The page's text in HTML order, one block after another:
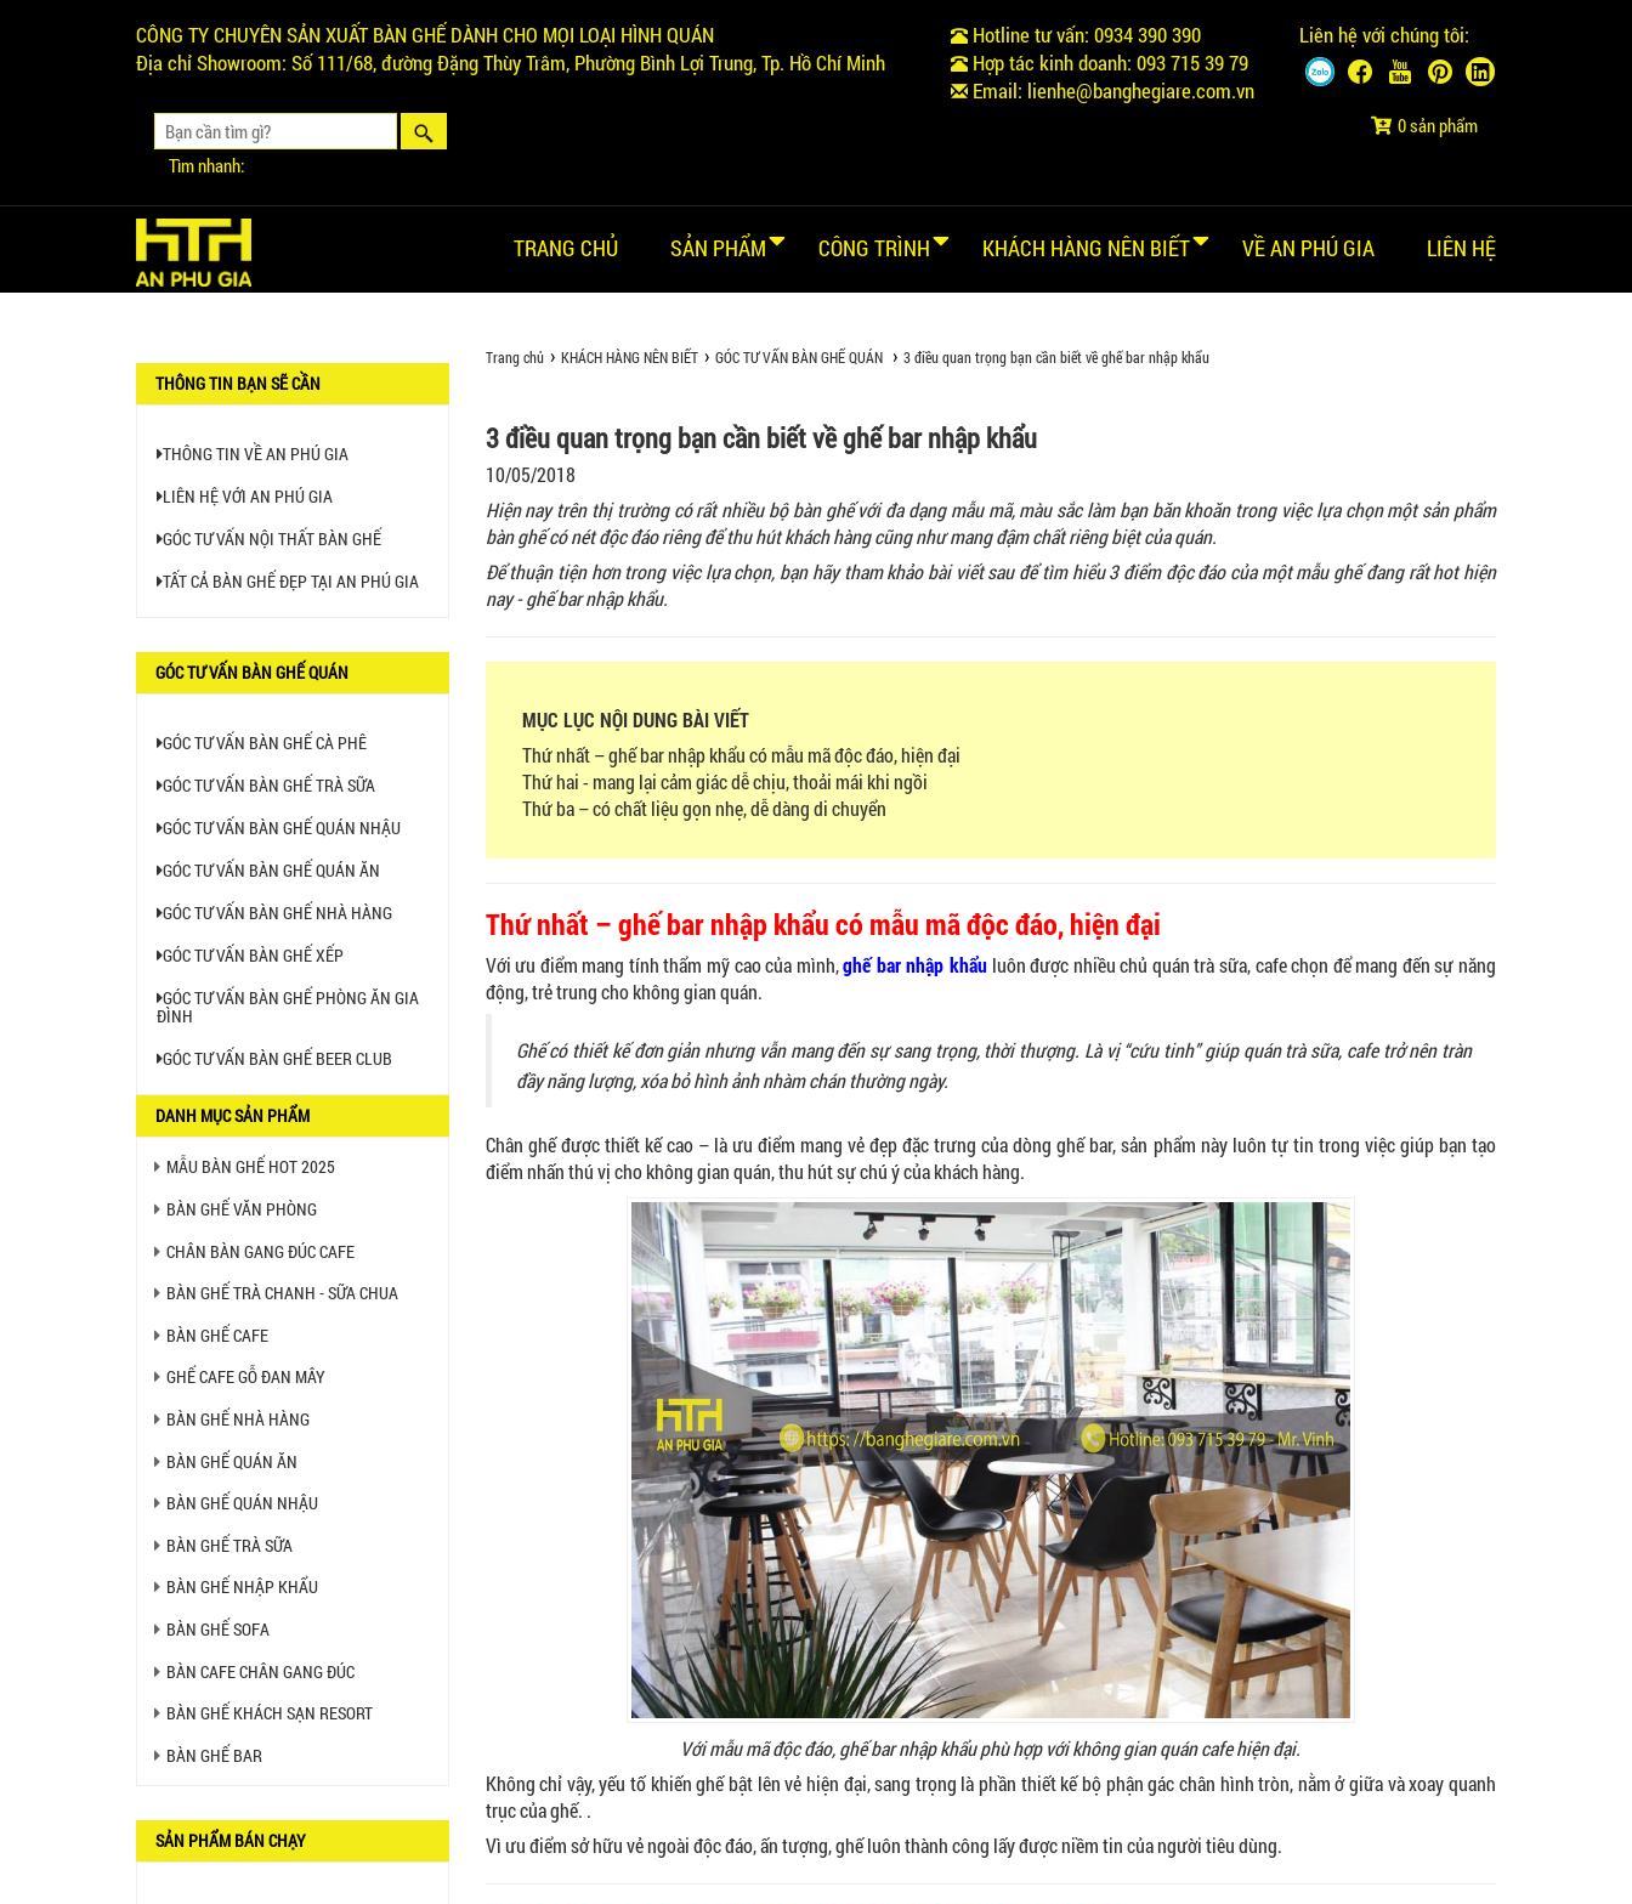
CÔNG TY CHUYÊN SẢN XUẤT BÀN GHẾ DÀNH CHO MỌI LOẠI HÌNH QUÁN
Địa chỉ Showroom: Số 111/68, đường Đặng Thùy Trâm, Phường Bình Lợi Trung, Tp. Hồ Chí Minh
Hotline tư vấn: 0934 390 390
Hợp tác kinh doanh: 093 715 39 79
Email: lienhe@banghegiare.com.vn
Liên hệ với chúng tôi:
Tìm nhanh:
0 sản phẩm
TRANG CHỦ SẢN PHẨM CÔNG TRÌNH KHÁCH HÀNG NÊN BIẾT VỀ AN PHÚ GIA LIÊN HỆ
Trang chủ KHÁCH HÀNG NÊN BIẾT GÓC TƯ VẤN BÀN GHẾ QUÁN 3 điều quan trọng bạn cần biết về ghế bar nhập khẩu
3 điều quan trọng bạn cần biết về ghế bar nhập khẩu
10/05/2018
Hiện nay trên thị trường có rất nhiều bộ bàn ghế với đa dạng mẫu mã, màu sắc làm bạn băn khoăn trong việc lựa chọn một sản phẩm
bàn ghế có nét độc đáo riêng để thu hút khách hàng cũng như mang đậm chất riêng biệt của quán.
Để thuận tiện hơn trong việc lựa chọn, bạn hãy tham khảo bài viết sau để tìm hiểu 3 điểm độc đáo của một mẫu ghế đang rất hot hiện
nay - ghế bar nhập khẩu.
MỤC LỤC NỘI DUNG BÀI VIẾT
Thứ nhất – ghế bar nhập khẩu có mẫu mã độc đáo, hiện đại
Thứ hai - mang lại cảm giác dễ chịu, thoải mái khi ngồi
Thứ ba – có chất liệu gọn nhẹ, dễ dàng di chuyển
Thứ nhất – ghế bar nhập khẩu có mẫu mã độc đáo, hiện đại
Với ưu điểm mang tính thẩm mỹ cao của mình,ghế bar nhập khẩuluôn được nhiều chủ quán trà sữa, cafe chọn để mang đến sự năng
động, trẻ trung cho không gian quán.
Ghế có thiết kế đơn giản nhưng vẫn mang đến sự sang trọng, thời thượng. Là vị “cứu tinh” giúp quán trà sữa, cafe trở nên tràn
đầy năng lượng, xóa bỏ hình ảnh nhàm chán thường ngày.
Chân ghế được thiết kế cao – là ưu điểm mang vẻ đẹp đặc trưng của dòng ghế bar, sản phẩm này luôn tự tin trong việc giúp bạn tạo
điểm nhấn thú vị cho không gian quán, thu hút sự chú ý của khách hàng.
Với mẫu mã độc đáo, ghế bar nhập khẩu phù hợp với không gian quán cafe hiện đại.
Không chỉ vậy, yếu tố khiến ghế bật lên vẻ hiện đại, sang trọng là phần thiết kế bộ phận gác chân hình tròn, nằm ở giữa và xoay quanh
trục của ghế. .
Vì ưu điểm sở hữu vẻ ngoài độc đáo, ấn tượng, ghế luôn thành công lấy được niềm tin của người tiêu dùng.
THÔNG TIN BẠN SẼ CẦN
THÔNG TIN VỀ AN PHÚ GIA
LIÊN HỆ VỚI AN PHÚ GIA
GÓC TƯ VẤN NỘI THẤT BÀN GHẾ
TẤT CẢ BÀN GHẾ ĐẸP TẠI AN PHÚ GIA
GÓC TƯ VẤN BÀN GHẾ QUÁN
GÓC TƯ VẤN BÀN GHẾ CÀ PHÊ
GÓC TƯ VẤN BÀN GHẾ TRÀ SỮA
GÓC TƯ VẤN BÀN GHẾ QUÁN NHẬU
GÓC TƯ VẤN BÀN GHẾ QUÁN ĂN
GÓC TƯ VẤN BÀN GHẾ NHÀ HÀNG
GÓC TƯ VẤN BÀN GHẾ XẾP
GÓC TƯ VẤN BÀN GHẾ PHÒNG ĂN GIA
ĐÌNH
GÓC TƯ VẤN BÀN GHẾ BEER CLUB
DANH MỤC SẢN PHẨM
MẪU BÀN GHẾ HOT 2025
BÀN GHẾ VĂN PHÒNG
CHÂN BÀN GANG ĐÚC CAFE
BÀN GHẾ TRÀ CHANH - SỮA CHUA
BÀN GHẾ CAFE
GHẾ CAFE GỖ ĐAN MÂY
BÀN GHẾ NHÀ HÀNG
BÀN GHẾ QUÁN ĂN
BÀN GHẾ QUÁN NHẬU
BÀN GHẾ TRÀ SỮA
BÀN GHẾ NHẬP KHẨU
BÀN GHẾ SOFA
BÀN CAFE CHÂN GANG ĐÚC
BÀN GHẾ KHÁCH SẠN RESORT
BÀN GHẾ BAR
SẢN PHẨM BÁN CHẠY
SP: GNK05
Liên hệ
SX GIÁ RẺ - MÃ SỐ: BCF SX
GHẾ EAMES - GHẾ NHỰA
550.000 VNĐ
GHẾ XẾP GẤP GIÁ RẺ - MÃ
SỐ: X001
380.000 VNĐ
BÀN CAFE BCF01 GIÁ RẺ -
MÃ SỐ: BCF01
650.000 VNĐ
BỘ BÀN GHẾ GỖ XẾP QUÁN
2.270.000 VNĐ
SP: N46
450.000 VNĐ
SP: GNK05
SX GIÁ RẺ - MÃ SỐ: BCF SX
750.000 VNĐ
GHẾ EAMES - GHẾ NHỰA
CAFE CHÂN GỖ GIÁ RẺ - MÃ
SỐ: M002
550.000 VNĐ
SỐ: X001
BÀN CAFE BCF01 GIÁ RẺ -
MÃ SỐ: BCF01